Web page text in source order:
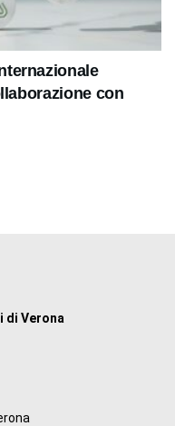
con
di Verona